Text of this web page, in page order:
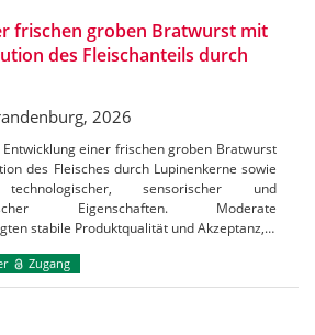
frischen groben Bratwurst mit
des Fleischanteils durch
2026
einer frischen groben Bratwurst
des Fleisches durch Lupinenkerne sowie
sensorischer und
Eigenschaften. Moderate
stabile Produktqualität und Akzeptanz,…
Zugang